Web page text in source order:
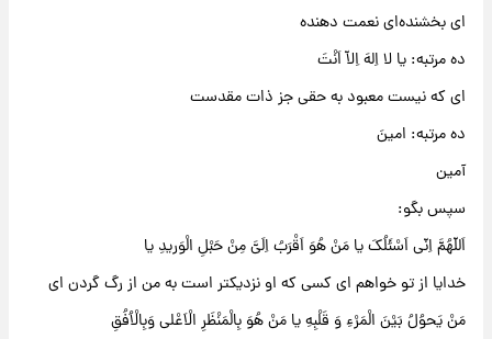
ای بخشنده‌ای نعمت دهنده
ده مرتبه: یا لا اِلهَ اِلاّ اَنْتَ
ای که نیست معبود به حقی جز ذات مقدست
ده مرتبه: امینَ
آمین
سپس بگو:
اَللّهُمَّ اِنّی اَسْئَلُکَ یا مَنْ هُوَ اَقْرَبُ اِلَیَّ مِنْ حَبْلِ الْوَریدِ یا
خدایا از تو خواهم ای کسی که او نزدیکتر است به من از رگ گردن ای
مَنْ یَحوُلُ بَیْنَ الْمَرْءِ وَ قَلْبِهِ یا مَنْ هُوَ بِالْمَنْظَرِ الْاَعْلی وَبِالْاُفُقِ